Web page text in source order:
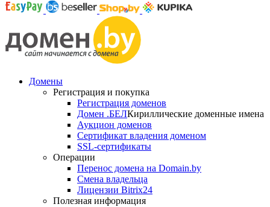
Домены
Регистрация и покупка
Регистрация доменов
Домен .БЕЛКириллические доменные имена
Аукцион доменов
Сертификат владения доменом
SSL-сертификаты
Операции
Перенос домена на Domain.by
Смена владельца
Лицензии Bitrix24
Полезная информация